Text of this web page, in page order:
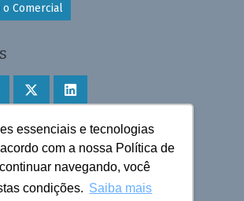
essenciais e tecnologias
com a nossa Política de
navegando, você
condições. Saiba mais
Comercial
aplicativo